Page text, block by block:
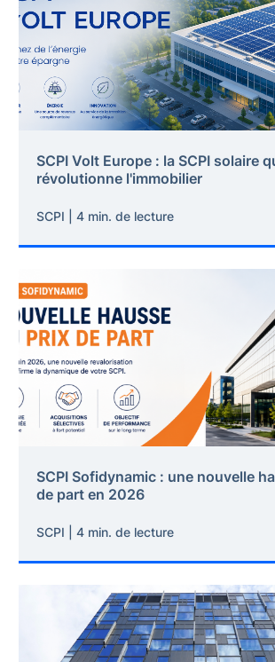
SCPI Volt Europe : la SCPI solaire
révolutionne l'immobilier
SCPI | 4 min. de lecture
SCPI Sofidynamic : une nouvelle
de part en 2026
SCPI | 4 min. de lecture